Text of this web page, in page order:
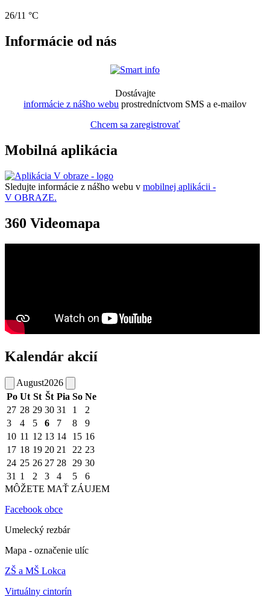
26/11 °C
Informácie od nás
Dostávajte
informácie z nášho webu prostredníctvom SMS a e-mailov
Chcem sa zaregistrovať
Mobilná aplikácia
Sledujte informácie z nášho webu v mobilnej aplikácii -
V OBRAZE.
360 Videomapa
Kalendár akcií
August2026
Po Ut St Št Pia So Ne
27 28 29 30 31 1
2
3
4 5 6 7 8
9
10 11 12 13 14 15 16
17 18 19 20 21 22 23
24 25 26 27 28 29 30
31 1 2 3 4 5
6
MÔŽETE MAŤ ZÁUJEM
Facebook obce
Umelecký rezbár
Mapa - označenie ulíc
ZŠ a MŠ Lokca
Virtuálny cintorín